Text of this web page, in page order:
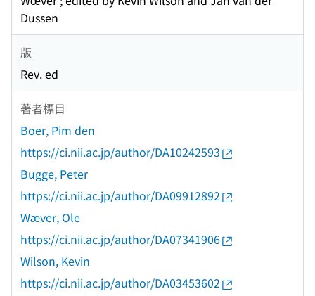
Dussen
版
Rev. ed
著者標目
Boer, Pim den
https://ci.nii.ac.jp/author/DA10242593
Bugge, Peter
https://ci.nii.ac.jp/author/DA09912892
Wæver, Ole
https://ci.nii.ac.jp/author/DA07341906
Wilson, Kevin
https://ci.nii.ac.jp/author/DA03453602